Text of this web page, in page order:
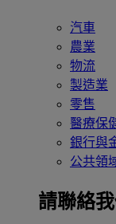
汽車
農業
物流
製造業
零售
醫療保
銀行與
公共領
請聯絡